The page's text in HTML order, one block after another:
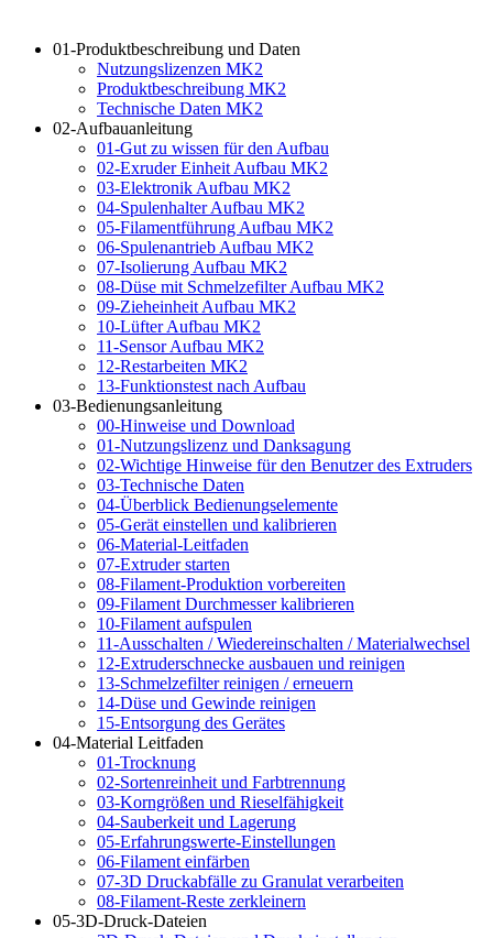
01-Produktbeschreibung und Daten
Nutzungslizenzen MK2
Produktbeschreibung MK2
Technische Daten MK2
02-Aufbauanleitung
01-Gut zu wissen für den Aufbau
02-Exruder Einheit Aufbau MK2
03-Elektronik Aufbau MK2
04-Spulenhalter Aufbau MK2
05-Filamentführung Aufbau MK2
06-Spulenantrieb Aufbau MK2
07-Isolierung Aufbau MK2
08-Düse mit Schmelzefilter Aufbau MK2
09-Zieheinheit Aufbau MK2
10-Lüfter Aufbau MK2
11-Sensor Aufbau MK2
12-Restarbeiten MK2
13-Funktionstest nach Aufbau
03-Bedienungsanleitung
00-Hinweise und Download
01-Nutzungslizenz und Danksagung
02-Wichtige Hinweise für den Benutzer des Extruders
03-Technische Daten
04-Überblick Bedienungselemente
05-Gerät einstellen und kalibrieren
06-Material-Leitfaden
07-Extruder starten
08-Filament-Produktion vorbereiten
09-Filament Durchmesser kalibrieren
10-Filament aufspulen
11-Ausschalten / Wiedereinschalten / Materialwechsel
12-Extruderschnecke ausbauen und reinigen
13-Schmelzefilter reinigen / erneuern
14-Düse und Gewinde reinigen
15-Entsorgung des Gerätes
04-Material Leitfaden
01-Trocknung
02-Sortenreinheit und Farbtrennung
03-Korngrößen und Rieselfähigkeit
04-Sauberkeit und Lagerung
05-Erfahrungswerte-Einstellungen
06-Filament einfärben
07-3D Druckabfälle zu Granulat verarbeiten
08-Filament-Reste zerkleinern
05-3D-Druck-Dateien